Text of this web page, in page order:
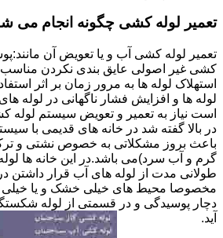
تعمیر لوله کشی چگونه انجام می
تعمیر لوله کشی آب و یا تعویض آن
کشی غیر اصولی عایق بندی نکردن مناسب
استهلاک لوله ها به مرور زمان بر اثر
لوله ها و افزایش فشار ناگهانی در لوله
است نیاز به تعمیر و تعویض سیستم لوله
در بالا گفته شد در خانه های قدیمی با
باعث بروز مشکلاتی به خصوص نشتی و
گرم و آب سرد)می باشد.در این خانه ها لوله
طولانی مدت از لوله های آب قرار داشتن
مخصوصا محیط های خیلی خشک و یا
دچار پوسیدگی و در قسمتی از لوله
آید.